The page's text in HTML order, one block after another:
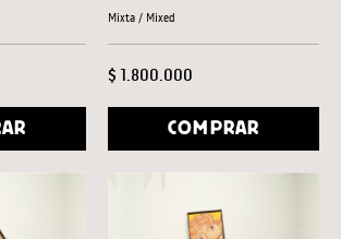
Mixta / Mixed
$ 1.800.000
COMPRAR